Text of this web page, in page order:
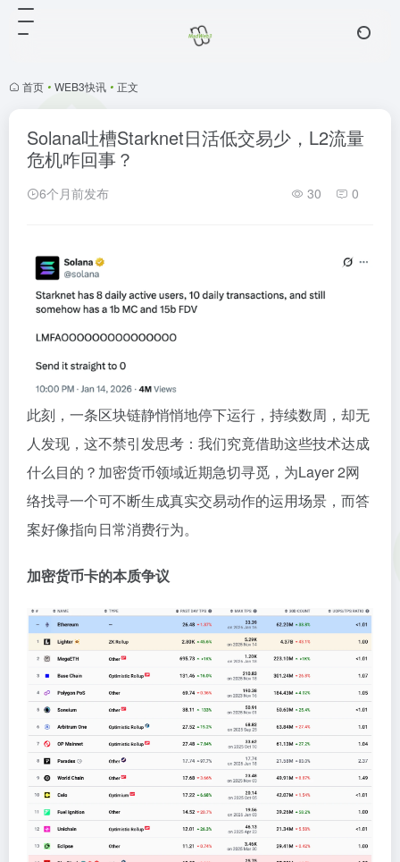
首页 • WEB3快讯 • 正文
Solana吐槽Starknet日活低交易少，L2流量
危机咋回事？
6个月前发布 30 0
此刻，一条区块链静悄悄地停下运行，持续数周，却无
人发现，这不禁引发思考：我们究竟借助这些技术达成
什么目的？加密货币领域近期急切寻觅，为Layer 2网
络找寻一个可不断生成真实交易动作的运用场景，而答
案好像指向日常消费行为。
加密货币卡的本质争议